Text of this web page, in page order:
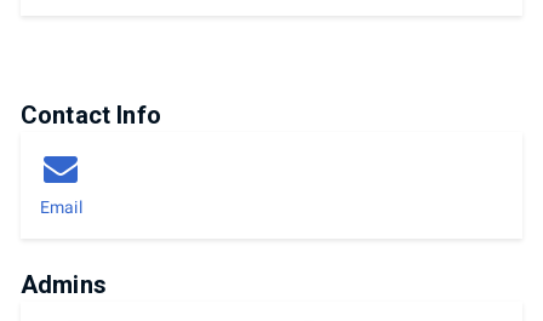
Contact Info
Email
Admins